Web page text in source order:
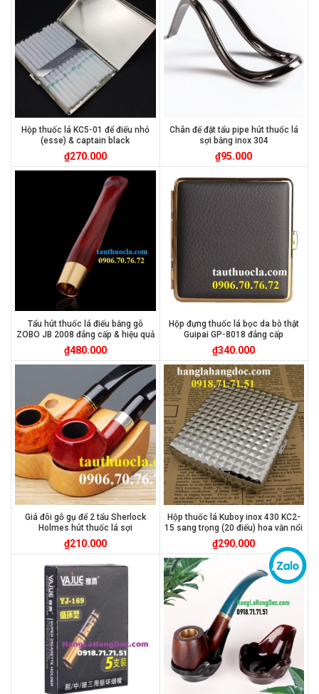
Hộp thuốc lá KC5-01 để điếu nhỏ
(esse) & captain black
₫270.000
Chân đế đặt tẩu pipe hút thuốc lá
sợi bằng inox 304
₫95.000
Tẩu hút thuốc lá điếu bằng gỗ
ZOBO JB 2008 đẳng cấp & hiệu quả
₫480.000
Hộp đựng thuốc lá bọc da bò thật
Guipai GP-8018 đẳng cấp
₫340.000
Giá đôi gỗ gụ để 2 tẩu Sherlock
Holmes hút thuốc lá sợi
₫210.000
Hộp thuốc lá Kuboy inox 430 KC2-
15 sang trọng (20 điếu) hoa văn nổi
₫290.000